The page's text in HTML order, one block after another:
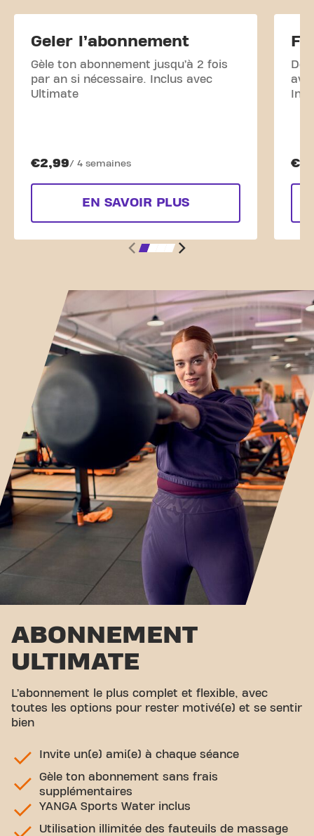
Geler l’abonnement
Gèle ton abonnement jusqu’à 2 fois
par an si nécessaire. Inclus avec
Ultimate
€2,99/ 4 semaines
EN SAVOIR PLUS
ABONNEMENT
ULTIMATE
L’abonnement le plus complet et flexible, avec
toutes les options pour rester motivé(e) et se sentir
bien
Invite un(e) ami(e) à chaque séance
Gèle ton abonnement sans frais
supplémentaires
YANGA Sports Water inclus
Utilisation illimitée des fauteuils de massage